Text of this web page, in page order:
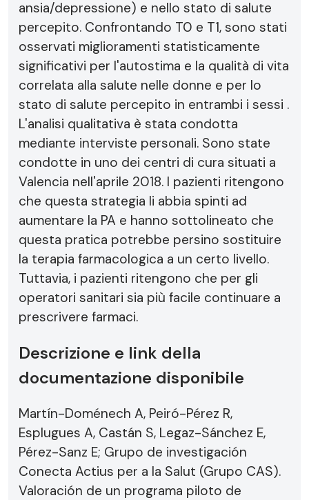
ansia/depressione) e nello stato di salute
percepito. Confrontando T0 e T1, sono stati
osservati miglioramenti statisticamente
significativi per l'autostima e la qualità di vita
correlata alla salute nelle donne e per lo
stato di salute percepito in entrambi i sessi .
L'analisi qualitativa è stata condotta
mediante interviste personali. Sono state
condotte in uno dei centri di cura situati a
Valencia nell'aprile 2018. I pazienti ritengono
che questa strategia li abbia spinti ad
aumentare la PA e hanno sottolineato che
questa pratica potrebbe persino sostituire
la terapia farmacologica a un certo livello.
Tuttavia, i pazienti ritengono che per gli
operatori sanitari sia più facile continuare a
prescrivere farmaci.
Descrizione e link della
documentazione disponibile
Martín-Doménech A, Peiró-Pérez R,
Esplugues A, Castán S, Legaz-Sánchez E,
Pérez-Sanz E; Grupo de investigación
Conecta Actius per a la Salut (Grupo CAS).
Valoración de un programa piloto de